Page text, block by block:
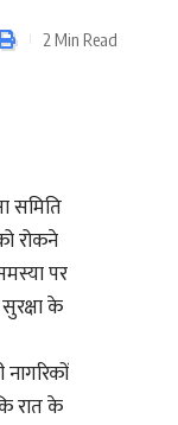
2 Min Read
समिति
रोकने
पर
के
रात के